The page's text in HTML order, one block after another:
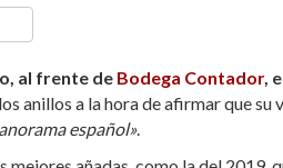
al frente de Bodega Contador,
anillos a la hora de afirmar que su
español».